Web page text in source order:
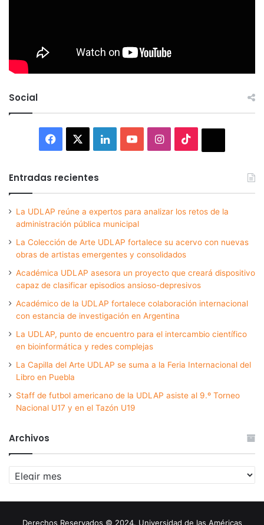
Social
Facebook LinkedInYouTubeInstagram
Entradas recientes
La UDLAP reúne a expertos para analizar los retos de la
administración pública municipal
La Colección de Arte UDLAP fortalece su acervo con nuevas
obras de artistas emergentes y consolidados
Académica UDLAP asesora un proyecto que creará dispositivo
capaz de clasificar episodios ansioso-depresivos
Académico de la UDLAP fortalece colaboración internacional
con estancia de investigación en Argentina
La UDLAP, punto de encuentro para el intercambio científico
en bioinformática y redes complejas
La Capilla del Arte UDLAP se suma a la Feria Internacional del
Libro en Puebla
Staff de futbol americano de la UDLAP asiste al 9.º Torneo
Nacional U17 y en el Tazón U19
Archivos
Archivos
Derechos Reservados © 2024. Universidad de las Américas